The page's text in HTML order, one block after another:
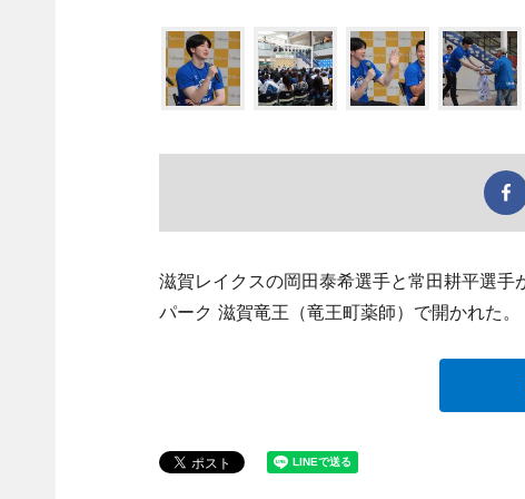
滋賀レイクスの岡田泰希選手と常田耕平選手
パーク 滋賀竜王（竜王町薬師）で開かれた。